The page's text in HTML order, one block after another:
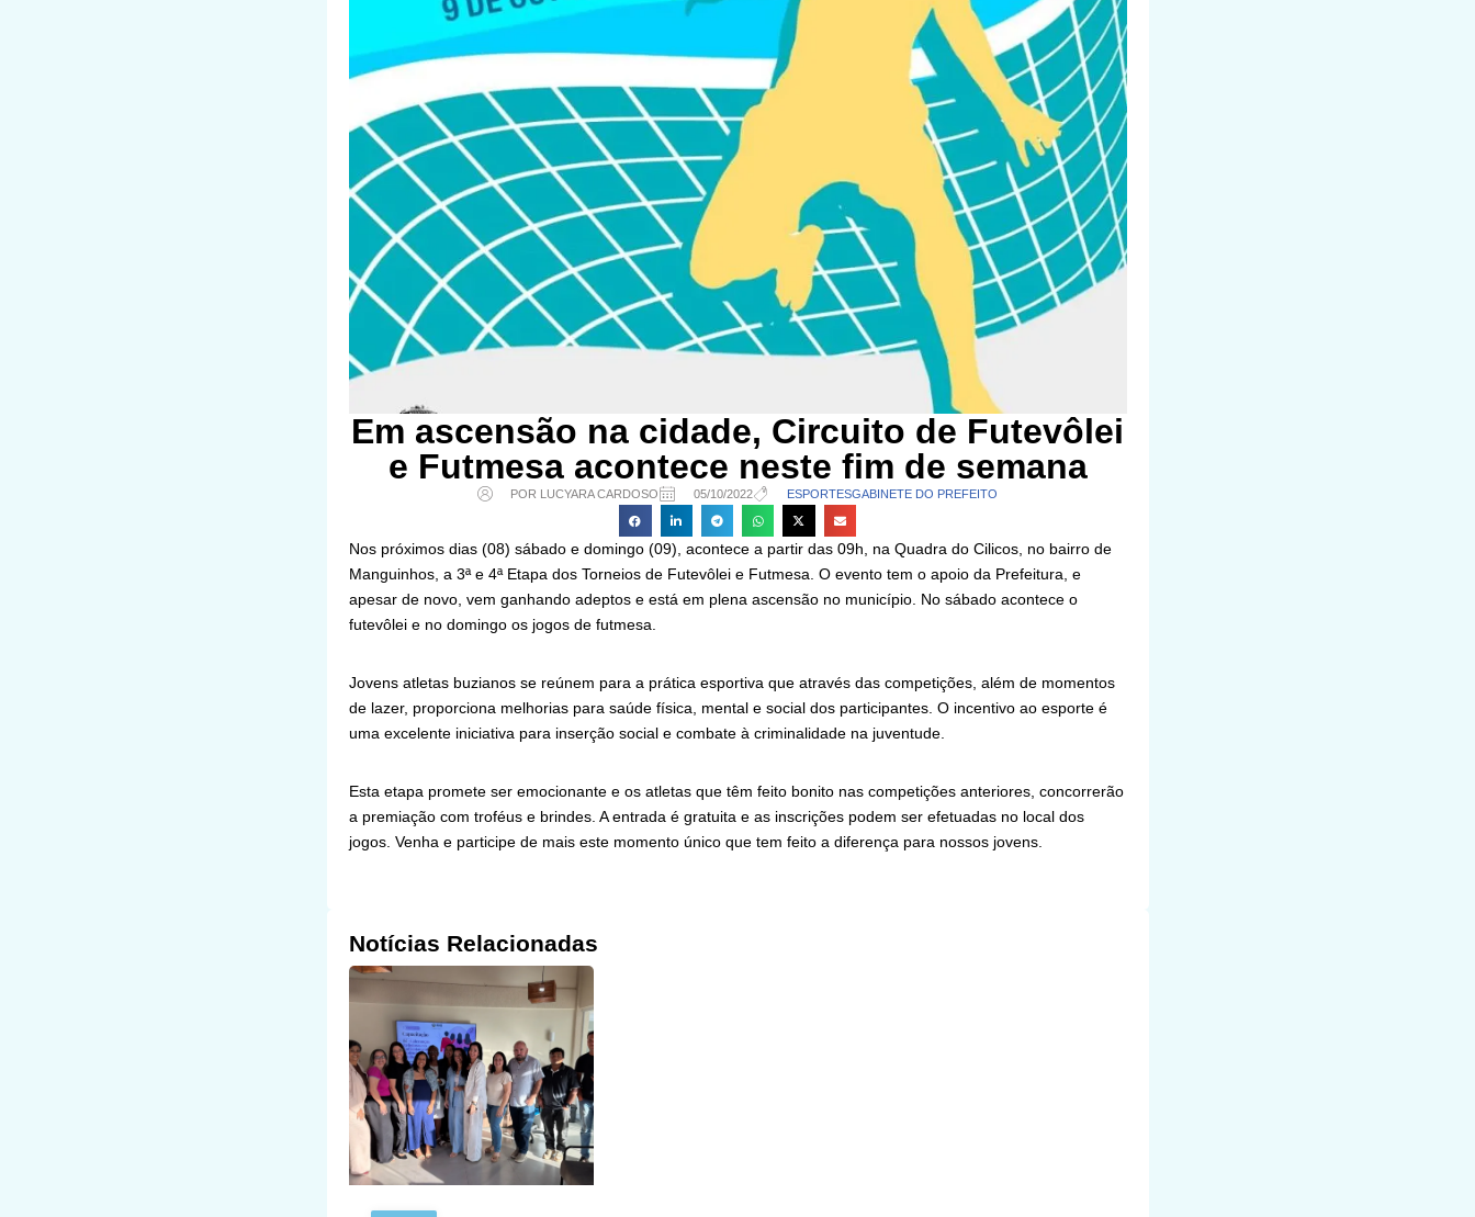
Em ascensão na cidade, Circuito de Futevôlei
e Futmesa acontece neste fim de semana
POR LUCYARA CARDOSO 05/10/2022 ESPORTESGABINETE DO PREFEITO
Nos próximos dias (08) sábado e domingo (09), acontece a partir das 09h, na Quadra do Cilicos, no bairro de
Manguinhos, a 3ª e 4ª Etapa dos Torneios de Futevôlei e Futmesa. O evento tem o apoio da Prefeitura, e
apesar de novo, vem ganhando adeptos e está em plena ascensão no município. No sábado acontece o
futevôlei e no domingo os jogos de futmesa.
Jovens atletas buzianos se reúnem para a prática esportiva que através das competições, além de momentos
de lazer, proporciona melhorias para saúde física, mental e social dos participantes. O incentivo ao esporte é
uma excelente iniciativa para inserção social e combate à criminalidade na juventude.
Esta etapa promete ser emocionante e os atletas que têm feito bonito nas competições anteriores, concorrerão
a premiação com troféus e brindes. A entrada é gratuita e as inscrições podem ser efetuadas no local dos
jogos. Venha e participe de mais este momento único que tem feito a diferença para nossos jovens.
Notícias Relacionadas